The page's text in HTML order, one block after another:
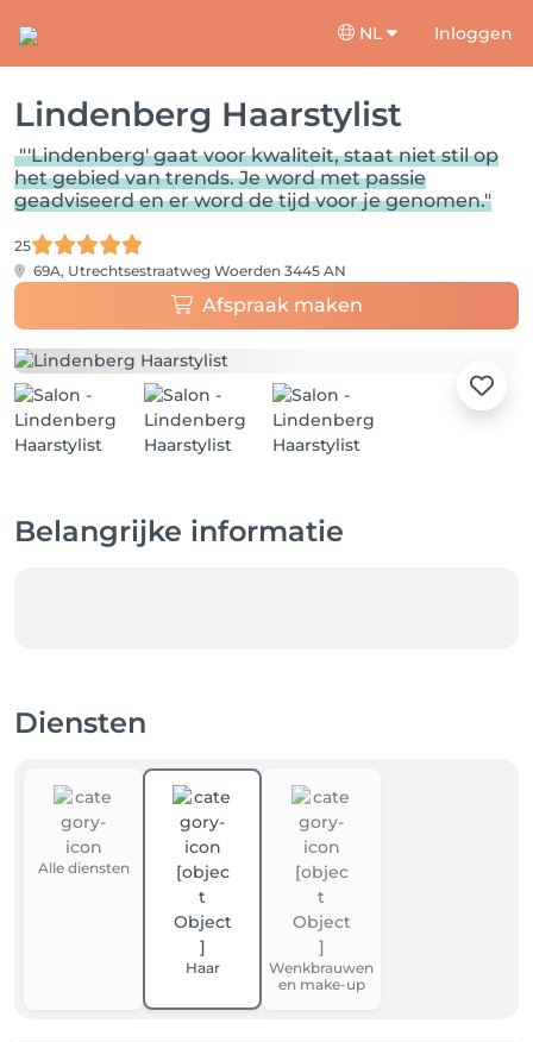
NL Inloggen
Lindenberg Haarstylist
"'Lindenberg' gaat voor kwaliteit, staat niet stil op
het gebied van trends. Je word met passie
geadviseerd en er word de tijd voor je genomen."
25
69A, Utrechtsestraatweg Woerden 3445 AN
Afspraak maken
Belangrijke informatie
Diensten
Alle diensten
Haar
Wenkbrauwen
en make-up